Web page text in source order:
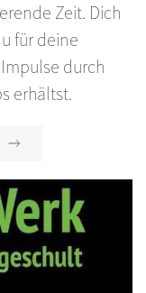
Zeit. Dich
für deine
durch
erhältst.